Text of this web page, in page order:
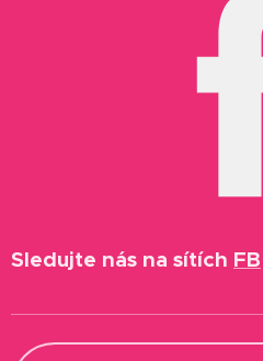
Sledujte nás na sítích FB